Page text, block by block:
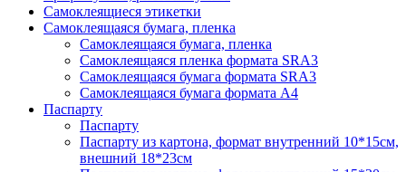
Самоклеящиеся этикетки
Самоклеящаяся бумага, пленка
Самоклеящаяся бумага, пленка
Самоклеящаяся пленка формата SRА3
Самоклеящаяся бумага формата SRА3
Самоклеящаяся бумага формата А4
Паспарту
Паспарту
Паспарту из картона, формат внутренний 10*15см,
внешний 18*23см